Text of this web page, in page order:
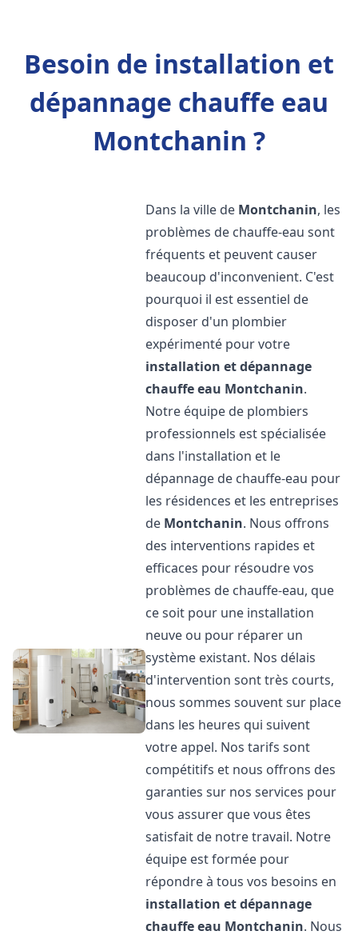
Besoin de installation et
dépannage chauffe eau
Montchanin ?
Dans la ville de Montchanin, les
problèmes de chauffe-eau sont
fréquents et peuvent causer
beaucoup d'inconvenient. C'est
pourquoi il est essentiel de
disposer d'un plombier
expérimenté pour votre
installation et dépannage
chauffe eau Montchanin.
Notre équipe de plombiers
professionnels est spécialisée
dans l'installation et le
dépannage de chauffe-eau pour
les résidences et les entreprises
de Montchanin. Nous offrons
des interventions rapides et
efficaces pour résoudre vos
problèmes de chauffe-eau, que
ce soit pour une installation
neuve ou pour réparer un
système existant. Nos délais
d'intervention sont très courts,
nous sommes souvent sur place
dans les heures qui suivent
votre appel. Nos tarifs sont
compétitifs et nous offrons des
garanties sur nos services pour
vous assurer que vous êtes
satisfait de notre travail. Notre
équipe est formée pour
répondre à tous vos besoins en
installation et dépannage
chauffe eau Montchanin. Nous